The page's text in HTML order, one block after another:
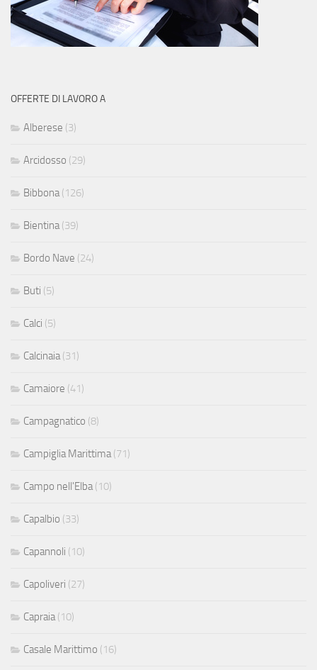
OFFERTE DI LAVORO A
Alberese (3)
Arcidosso (29)
Bibbona (126)
Bientina (39)
Bordo Nave (24)
Buti (5)
Calci (5)
Calcinaia (31)
Camaiore (41)
Campagnatico (8)
Campiglia Marittima (71)
Campo nell'Elba (10)
Capalbio (33)
Capannoli (10)
Capoliveri (27)
Capraia (10)
Casale Marittimo (16)